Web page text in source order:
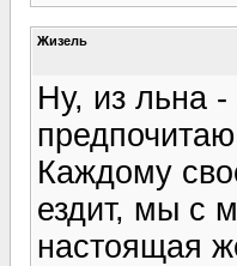
Жизель
Ну, из льна
Каждому
ездит, мы с
настоящая